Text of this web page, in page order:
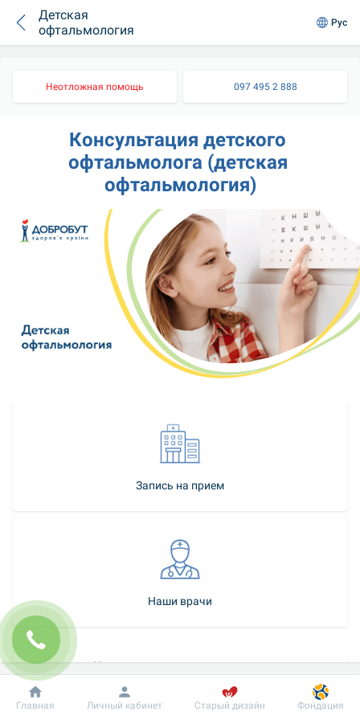
Детская
офтальмология
Рус
Неотложная помощь 097 495 2 888
Консультация детского
офтальмолога (детская
офтальмология)
Запись на прием
Наши врачи
Как стать нашим пациентом
Контакт-центр
Добробут Информация Пациенту
Главная Личный кабинет Старый дизайн Фондация